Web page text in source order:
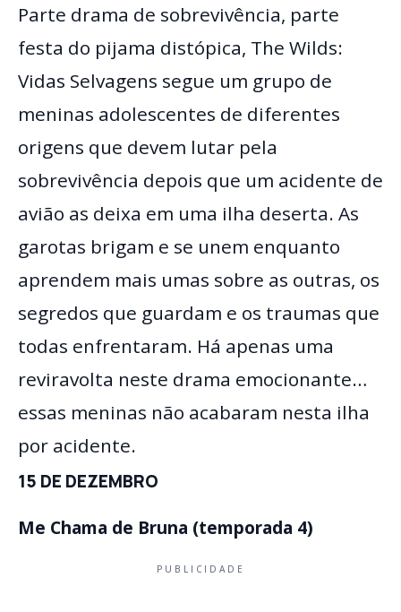
Parte drama de sobrevivência, parte
festa do pijama distópica, The Wilds:
Vidas Selvagens segue um grupo de
meninas adolescentes de diferentes
origens que devem lutar pela
sobrevivência depois que um acidente de
avião as deixa em uma ilha deserta. As
garotas brigam e se unem enquanto
aprendem mais umas sobre as outras, os
segredos que guardam e os traumas que
todas enfrentaram. Há apenas uma
reviravolta neste drama emocionante…
essas meninas não acabaram nesta ilha
por acidente.
15 DE DEZEMBRO
Me Chama de Bruna (temporada 4)
PUBLICIDADE